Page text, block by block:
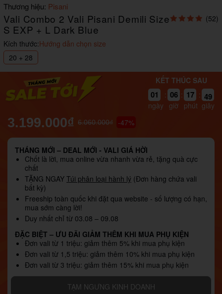
Item
1
of
16
Thương hiệu: Pisani
Vali Combo 2 Vali Pisani Demili Size
S EXP + L Dark Blue
(52)
Kích thước:Hướng dẫn chọn size
20 + 28
KẾT THÚC SAU
01
ngày
: 06
giờ
: 17
phút
: 47
giây
3.199.000₫ 6.060.000₫ -47%
THÁNG MỚI – DEAL MỚI - VALI GIÁ HỜI
Chốt là lời, mua online vừa nhanh vừa rẻ, tặng quà cực
chất
TẶNG NGAY Túi phân loại hành lý (Đơn hàng chứa vali
bất kỳ)
Freeship toàn quốc khi đặt qua website - số lượng có hạn,
mua sớm càng lời!
Duy nhất chỉ từ 03.08 – 09.08
ĐẶC BIỆT – ƯU ĐÃI GIẢM THÊM KHI MUA PHỤ KIỆN
Đơn vali từ 1 triệu: giảm thêm 5% khi mua phụ kiện
Đơn vali từ 1,5 triệu: giảm thêm 10% khi mua phụ kiện
Đơn vali từ 3 triệu: giảm thêm 15% khi mua phụ kiện
TẠM NGƯNG KINH DOANH